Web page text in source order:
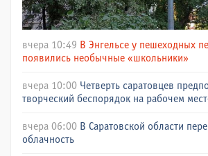
вчера 10:49 В Энгельсе у пешеходных
появились необычные «школьники»
вчера 10:00 Четверть саратовцев
творческий беспорядок на рабочем
вчера 06:00 В Саратовской области
облачность